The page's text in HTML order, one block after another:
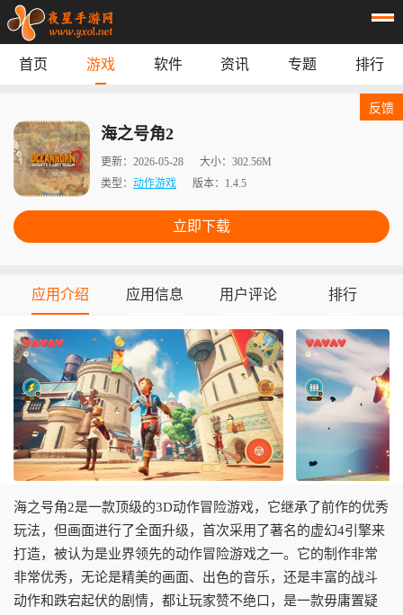
专题 榜单
首页 游戏 软件 资讯 专题 排行
海之号角2
更新： 2026-05-28 大小： 302.56M
类型： 动作游戏 版本： 1.4.5
立即下载
反馈
应用介绍 应用信息 用户评论 排行
海之号角2是一款顶级的3D动作冒险游戏，它继承了前作的优秀
玩法，但画面进行了全面升级，首次采用了著名的虚幻4引擎来
打造，被认为是业界领先的动作冒险游戏之一。它的制作非常
非常优秀，无论是精美的画面、出色的音乐，还是丰富的战斗
动作和跌宕起伏的剧情，都让玩家赞不绝口，是一款毋庸置疑